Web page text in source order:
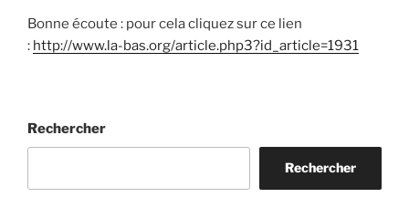
Bonne écoute : pour cela cliquez sur ce lien
: http://www.la-bas.org/article.php3?id_article=1931
Rechercher
Rechercher